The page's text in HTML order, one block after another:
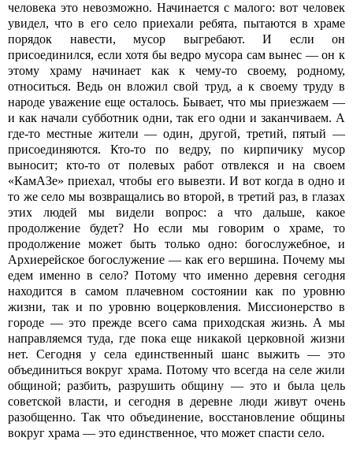
человека это невозможно. Начинается с малого: вот человек
увидел, что в его село приехали ребята, пытаются в храме
порядок навести, мусор выгребают. И если он
присоединился, если хотя бы ведро мусора сам вынес — он к
этому храму начинает как к чему-то своему, родному,
относиться. Ведь он вложил свой труд, а к своему труду в
народе уважение еще осталось. Бывает, что мы приезжаем —
и как начали субботник одни, так его одни и заканчиваем. А
где-то местные жители — один, другой, третий, пятый —
присоединяются. Кто-то по ведру, по кирпичику мусор
выносит; кто-то от полевых работ отвлекся и на своем
«КамАЗе» приехал, чтобы его вывезти. И вот когда в одно и
то же село мы возвращались во второй, в третий раз, в глазах
этих людей мы видели вопрос: а что дальше, какое
продолжение будет? Но если мы говорим о храме, то
продолжение может быть только одно: богослужебное, и
Архиерейское богослужение — как его вершина. Почему мы
едем именно в село? Потому что именно деревня сегодня
находится в самом плачевном состоянии как по уровню
жизни, так и по уровню воцерковления. Миссионерство в
городе — это прежде всего сама приходская жизнь. А мы
направляемся туда, где пока еще никакой церковной жизни
нет. Сегодня у села единственный шанс выжить — это
объединиться вокруг храма. Потому что всегда на селе жили
общиной; разбить, разрушить общину — это и была цель
советской власти, и сегодня в деревне люди живут очень
разобщенно. Так что объединение, восстановление общины
вокруг храма — это единственное, что может спасти село.